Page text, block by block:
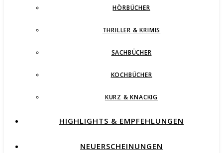
HÖRBÜCHER
THRILLER & KRIMIS
SACHBÜCHER
KOCHBÜCHER
KURZ & KNACKIG
HIGHLIGHTS & EMPFEHLUNGEN
NEUERSCHEINUNGEN